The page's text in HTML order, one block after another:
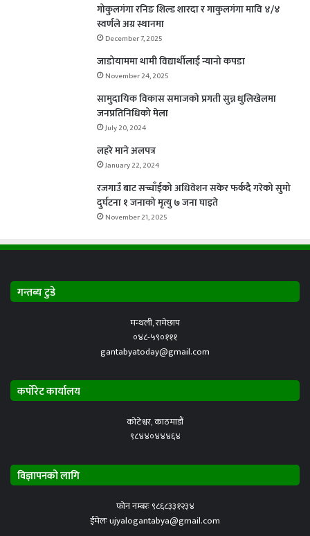
गोकुलगंगा रनिङ शिल्ड शारदा र गाकुलगंगा मावि ४/४
स्वर्णले अग्र स्थानमा
December 7, 2025
जाडोयाममा थामी विद्यार्थीलाई न्यानो कपडा
November 24, 2025
सामुदायिक विकास समाजको प्रगती सुन्न धुलिखेलमा
जनप्रतिनिधिको मेला
July 20, 2024
लहरे माने अलपत्र
January 22, 2024
रजगाउँ बाट सच्चाँईको अधिवेशन सकेर फर्कदै गरेको सुमो
दुर्घटना १ जनाको मृत्यु ७ जना घाइते
November 21, 2025
गन्तब्य टुडे
मन्थली, रामेछाप
०४८-५९०१११
gantabyatoday@gmail.com
कर्पोरेट कार्यालय
कोटेश्वर, काठमाडौं
९८४४०४४४६४
विज्ञापनको लागि
फोन नम्बरः ९८६८३३१२३४
ईमेलः ujyalogantabya@gmail.com